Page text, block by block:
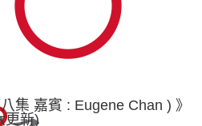
集 嘉賓 : Eugene Chan ) 》
更新)